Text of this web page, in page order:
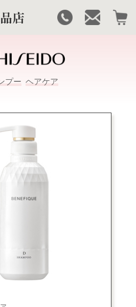
店
プー ヘアケア